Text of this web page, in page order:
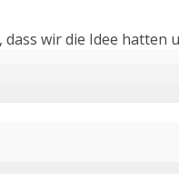
wir die Idee hatten